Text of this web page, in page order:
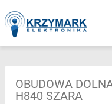
OBUDOWA
H840 SZARA